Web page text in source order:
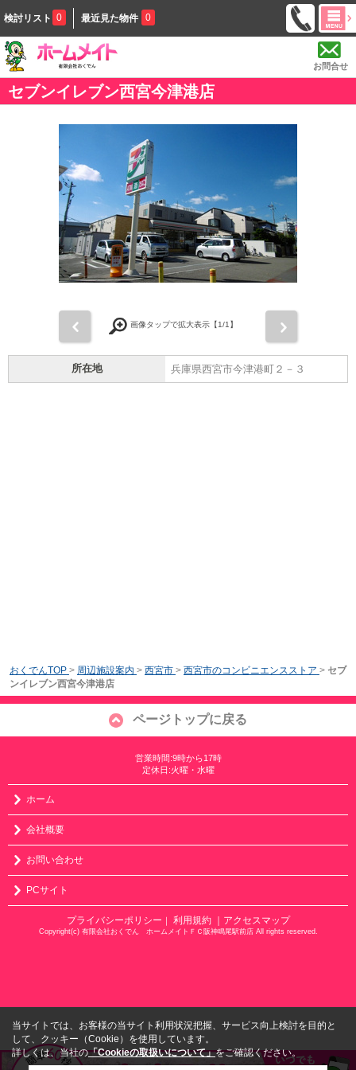
検討リスト 0 最近見た物件 0
お問合せ
セブンイレブン西宮今津港店
画像タップで拡大表示【1/1】
所在地 兵庫県西宮市今津港町２－３
おくでんTOP > 周辺施設案内 > 西宮市 > 西宮市のコンビニエンスストア > セブ
ンイレブン西宮今津港店
ページトップに戻る
営業時間:9時から17時
定休日:火曜・水曜
ホーム
会社概要
お問い合わせ
PCサイト
プライバシーポリシー ｜ 利用規約 ｜アクセスマップ
Copyright(c) 有限会社おくでん ホームメイトＦＣ阪神鳴尾駅前店 All rights reserved.
当サイトでは、お客様の当サイト利用状況把握、サービス向上検討を目的と
して、クッキー（Cookie）を使用しています。
詳しくは、当社の「Cookieの取扱いについて」をご確認ください。